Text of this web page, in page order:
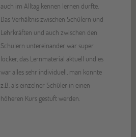
auch im Alltag kennen lernen durfte.
Das Verhältnis zwischen Schülern und
Lehrkräften und auch zwischen den
Schülern untereinander war super
locker, das Lernmaterial aktuell und es
war alles sehr individuell, man konnte
z.B. als einzelner Schüler in einen
höheren Kurs gestuft werden.